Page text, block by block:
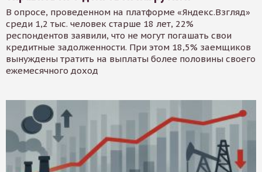
В опросе, проведенном на платформе «Яндекс.Взгляд»
среди 1,2 тыс. человек старше 18 лет, 22%
респондентов заявили, что не могут погашать свои
кредитные задолженности. При этом 18,5% заемщиков
вынуждены тратить на выплаты более половины своего
ежемесячного доход